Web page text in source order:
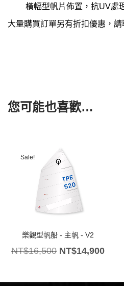
橫幅型帆片佈置，抗UV處
大量購買訂單另有折扣優惠，
您可能也喜歡…
Sale!
樂觀型帆船 - 主帆 - V2
NT$16,500 NT$14,900